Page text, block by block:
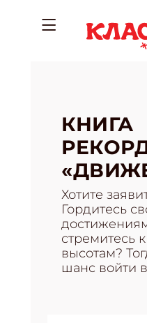
КНИГА
Хотите
Гордитесь
стремитесь
высотам?
шанс войти